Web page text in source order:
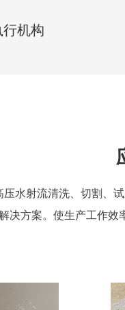
行机构
水射流清洗、切割、
决方案。使生产工作